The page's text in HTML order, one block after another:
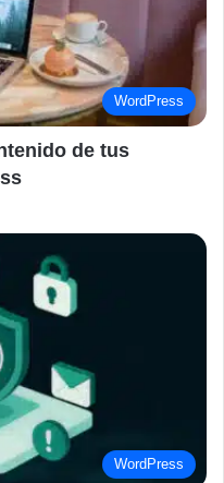
WordPress
de tus
WordPress